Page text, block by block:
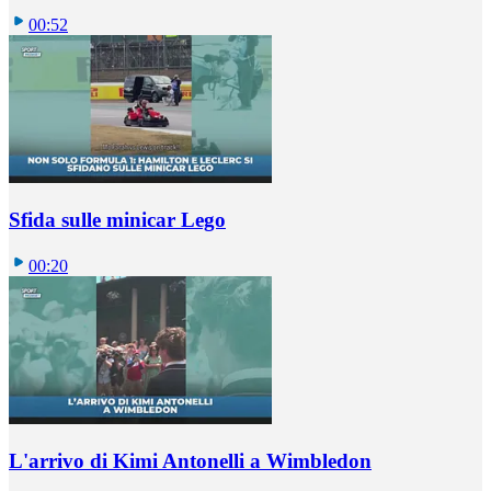
00:52
Sfida sulle minicar Lego
00:20
L'arrivo di Kimi Antonelli a Wimbledon